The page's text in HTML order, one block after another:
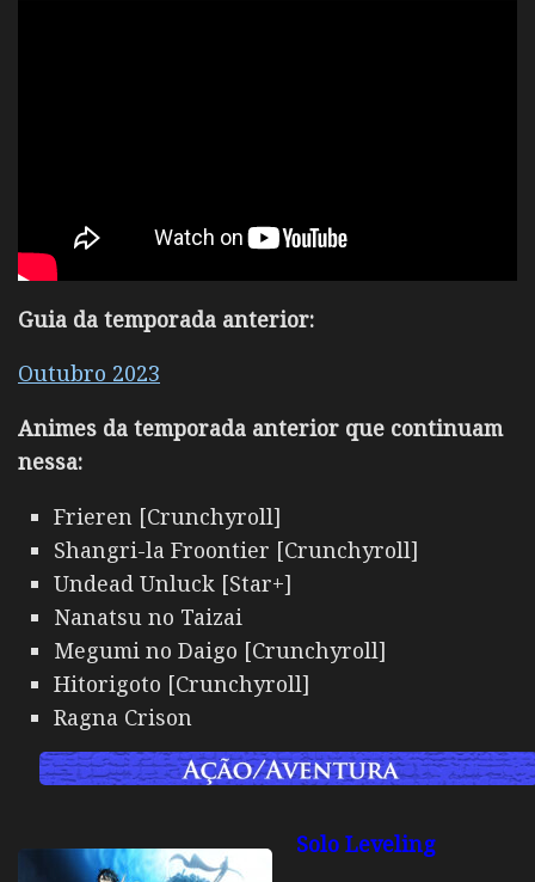
Guia da temporada anterior:
Outubro 2023
Animes da temporada anterior que continuam
nessa:
Frieren [Crunchyroll]
Shangri-la Froontier [Crunchyroll]
Undead Unluck [Star+]
Nanatsu no Taizai
Megumi no Daigo [Crunchyroll]
Hitorigoto [Crunchyroll]
Ragna Crison
Solo Leveling